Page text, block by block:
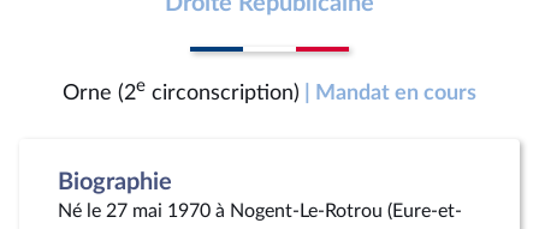
Orne (2e circonscription) | Mandat en cours
Biographie
Né le 27 mai 1970 à Nogent-Le-Rotrou (Eure-et-